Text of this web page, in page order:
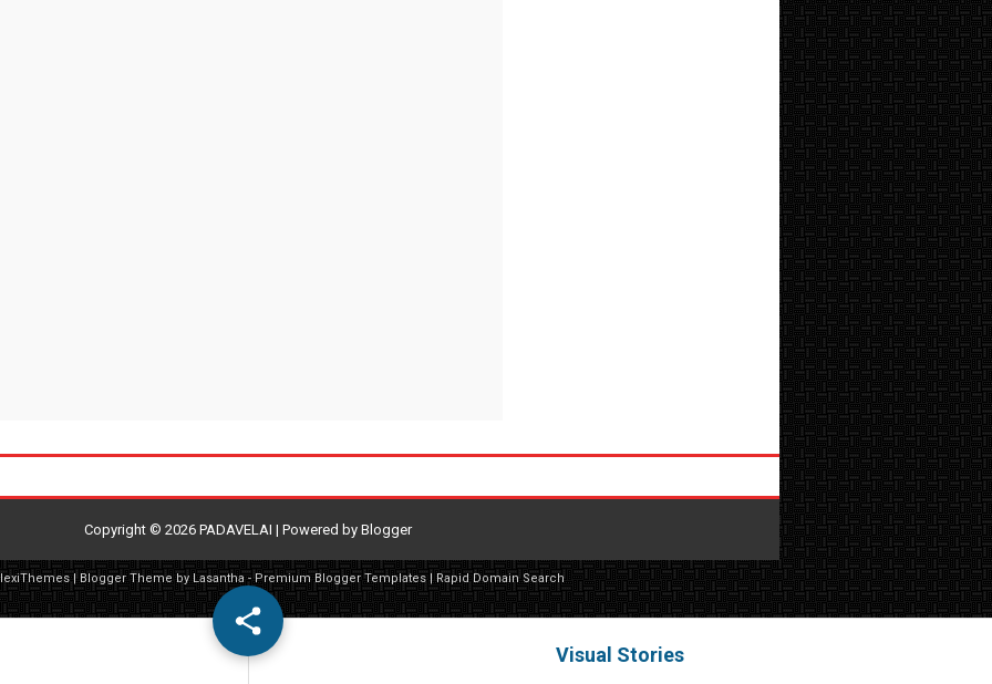
Copyright © 2026 PADAVELAI | Powered by Blogger
| Blogger Theme by Lasantha-Premium Blogger Templates | Rapid Domain Search
Visual Stories